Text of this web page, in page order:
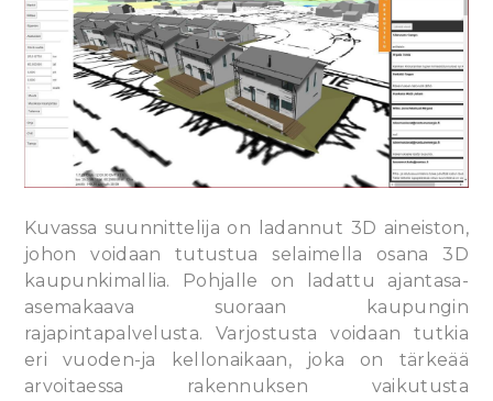
Kuvassa suunnittelija on ladannut 3D aineiston,
johon voidaan tutustua selaimella osana 3D
kaupunkimallia. Pohjalle on ladattu ajantasa-
asemakaava suoraan kaupungin
rajapintapalvelusta. Varjostusta voidaan tutkia
eri vuoden-ja kellonaikaan, joka on tärkeää
arvoitaessa rakennuksen vaikutusta